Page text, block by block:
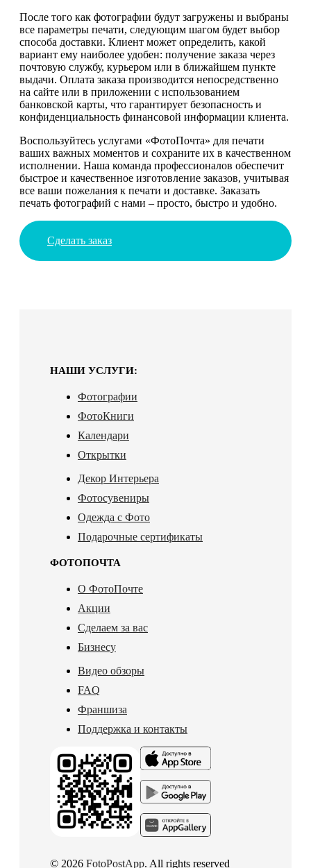
После того как фотографии будут загружены и выбраны
все параметры печати, следующим шагом будет выбор
способа доставки. Клиент может определить, какой
вариант ему наиболее удобен: получение заказа через
почтовую службу, курьером или в ближайшем пункте
выдачи. Оплата заказа производится непосредственно
на сайте или в приложении с использованием
банковской карты, что гарантирует безопасность и
конфиденциальность финансовой информации клиента.
Воспользуйтесь услугами «ФотоПочта» для печати
ваших важных моментов и сохраните их в качественном
исполнении. Наша команда профессионалов обеспечит
быстрое и качественное изготовление заказов, учитывая
все ваши пожелания к печати и доставке. Заказать
печать фотографий с нами – просто, быстро и удобно.
Сделать заказ
НАШИ УСЛУГИ:
Фотографии
ФотоКниги
Календари
Открытки
Декор Интерьера
Фотосувениры
Одежда с Фото
Подарочные сертификаты
ФОТОПОЧТА
О ФотоПочте
Акции
Сделаем за вас
Бизнесу
Видео обзоры
FAQ
Франшиза
Поддержка и контакты
© 2026 FotoPostApp. All rights reserved